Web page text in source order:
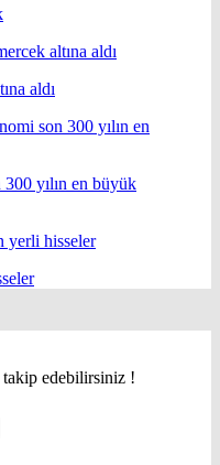
aldı
yılın en büyük
takip edebilirsiniz !